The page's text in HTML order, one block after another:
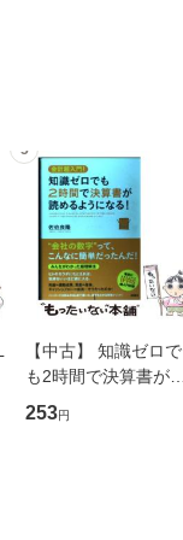
5
【中古】 知識ゼロで
も2時間で決算書が読
めるようになる！ 会
計超入門！ / 佐伯 良
253円